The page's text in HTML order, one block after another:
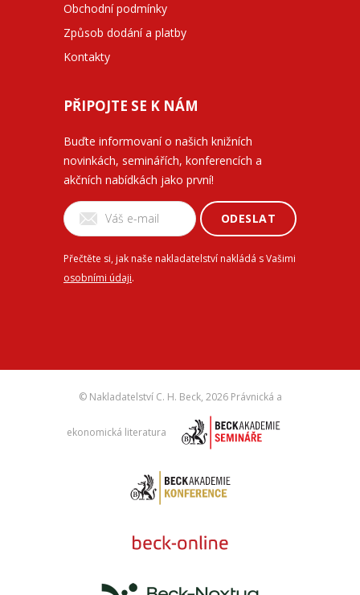
Obchodní podmínky
Způsob dodání a platby
Kontakty
PŘIPOJTE SE K NÁM
Buďte informovaní o našich knižních
novinkách, seminářích, konferencích a
akčních nabídkách jako první!
ODESLAT
Přečtěte si, jak naše nakladatelství nakládá s Vašimi
osobními údaji.
© Nakladatelství C. H. Beck, 2026 Právnická a
ekonomická literatura